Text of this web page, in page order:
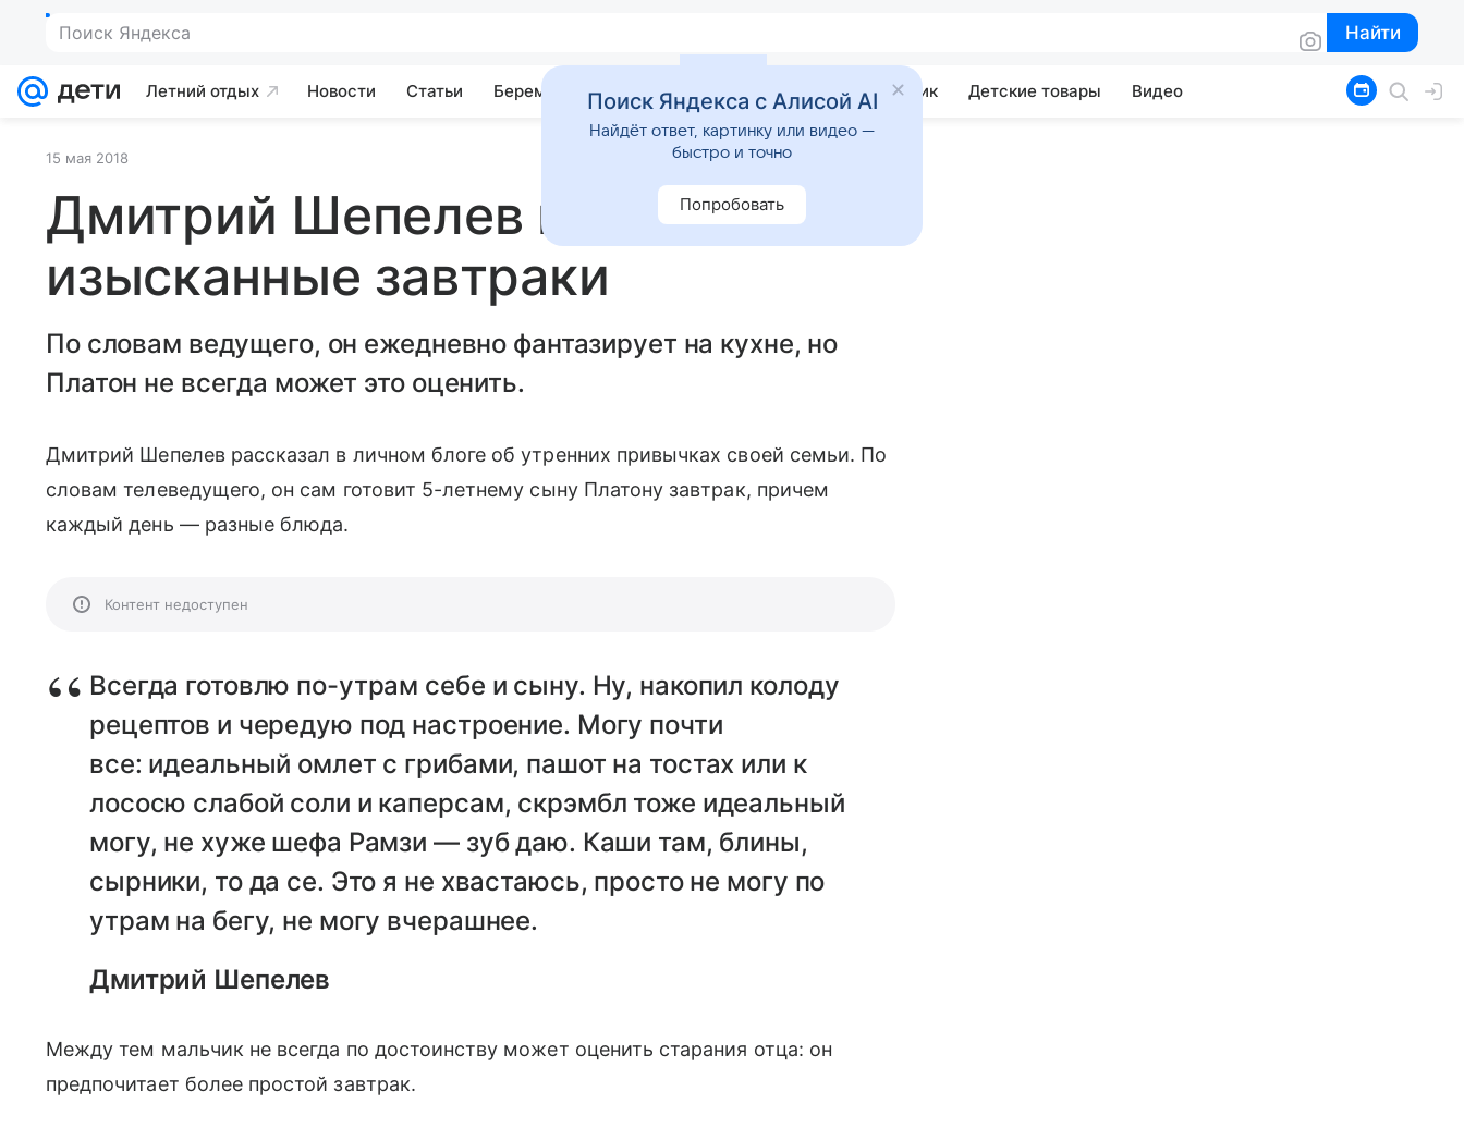
Поиск Яндекса Найти
Найти
Летний отдых Новости Статьи Беременность Развитие Почемучка Учебник Детские товары Видео
15 мая 2018
Дмитрий Шепелев готовит сыну
изысканные завтраки
По словам ведущего, он ежедневно фантазирует на кухне, но
Платон не всегда может это оценить.
Дмитрий Шепелев рассказал в личном блоге об утренних привычках своей семьи. По
словам телеведущего, он сам готовит 5-летнему сыну Платону завтрак, причем
каждый день — разные блюда.
Контент недоступен
Всегда готовлю по-утрам себе и сыну. Ну, накопил колоду
рецептов и чередую под настроение. Могу почти
все: идеальный омлет с грибами, пашот на тостах или к
лососю слабой соли и каперсам, скрэмбл тоже идеальный
могу, не хуже шефа Рамзи — зуб даю. Каши там, блины,
сырники, то да се. Это я не хвастаюсь, просто не могу по
утрам на бегу, не могу вчерашнее.
Дмитрий Шепелев
Между тем мальчик не всегда по достоинству может оценить старания отца: он
предпочитает более простой завтрак.
Поиск Яндекса с Алисой AI
Найдёт ответ, картинку или видео —
быстро и точно
Попробовать